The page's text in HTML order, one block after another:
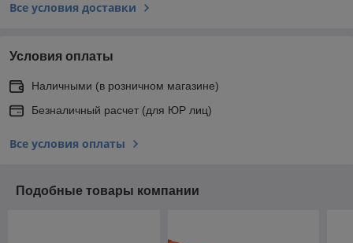
Все условия доставки
Условия оплаты
Наличными (в розничном магазине)
Безналичный расчет (для ЮР лиц)
Все условия оплаты
Подобные товары компании